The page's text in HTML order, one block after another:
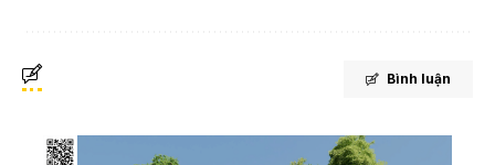
Bình luận